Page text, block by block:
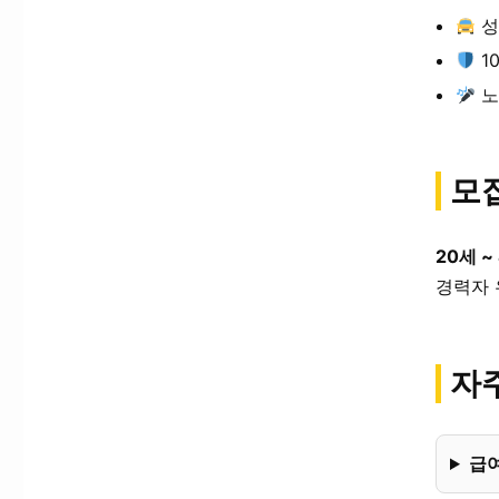
모
20세 ~
경력자
자
급